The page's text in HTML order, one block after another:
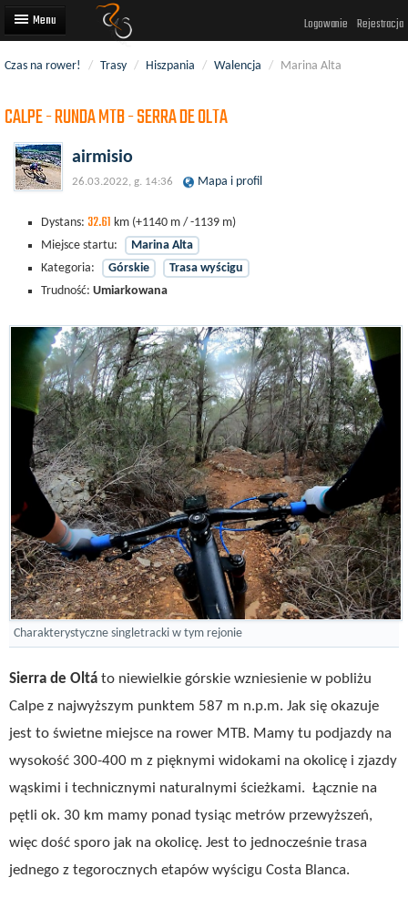
Logowanie Rejestracja
Trasy rowerowe
Wyścigi rowerowe
Użytkownicy
Dodaj
Czas na rower! / Trasy / Hiszpania / Walencja / Marina Alta
CALPE - RUNDA MTB - SERRA DE OLTA
airmisio
26.03.2022, g. 14:36 Mapa i profil
Dystans: 32.61 km (+1140 m / -1139 m)
Miejsce startu:
Marina Alta
Kategoria:
Górskie
Trasa wyścigu
Trudność: Umiarkowana
Charakterystyczne singletracki w tym rejonie
Sierra de Oltá to niewielkie górskie wzniesienie w pobliżu
Calpe z najwyższym punktem 587 m n.p.m. Jak się okazuje
jest to świetne miejsce na rower MTB. Mamy tu podjazdy na
wysokość 300-400 m z pięknymi widokami na okolicę i zjazdy
wąskimi i technicznymi naturalnymi ścieżkami. Łącznie na
pętli ok. 30 km mamy ponad tysiąc metrów przewyższeń,
więc dość sporo jak na okolicę. Jest to jednocześnie trasa
jednego z tegorocznych etapów wyścigu Costa Blanca.